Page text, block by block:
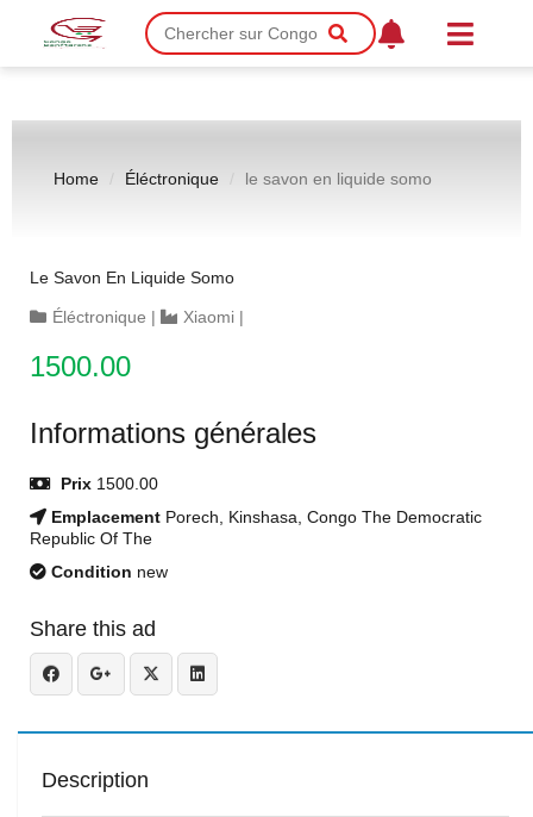
Home Éléctronique le savon en liquide somo
Le Savon En Liquide Somo
Éléctronique | Xiaomi |
1500.00
Informations générales
Prix 1500.00
Emplacement Porech, Kinshasa, Congo The Democratic
Republic Of The
Condition new
Share this ad
Description